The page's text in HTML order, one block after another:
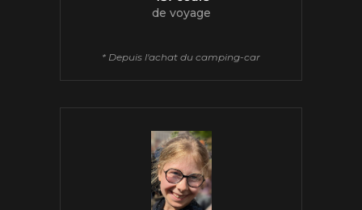
de voyage
* Depuis l'achat du camping-car